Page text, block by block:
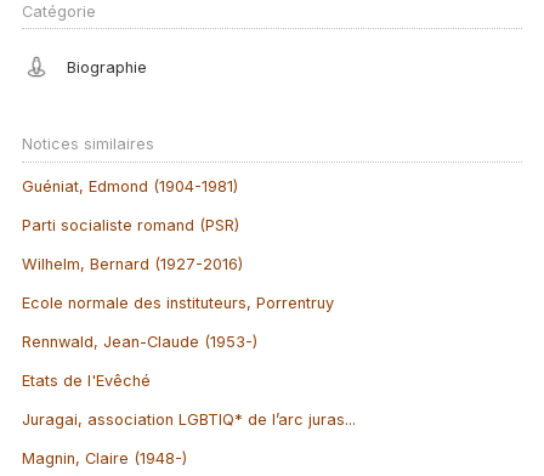
Catégorie
Biographie
Notices similaires
Guéniat, Edmond (1904-1981)
Parti socialiste romand (PSR)
Wilhelm, Bernard (1927-2016)
Ecole normale des instituteurs, Porrentruy
Rennwald, Jean-Claude (1953-)
Etats de l'Evêché
Juragai, association LGBTIQ* de l’arc juras...
Magnin, Claire (1948-)